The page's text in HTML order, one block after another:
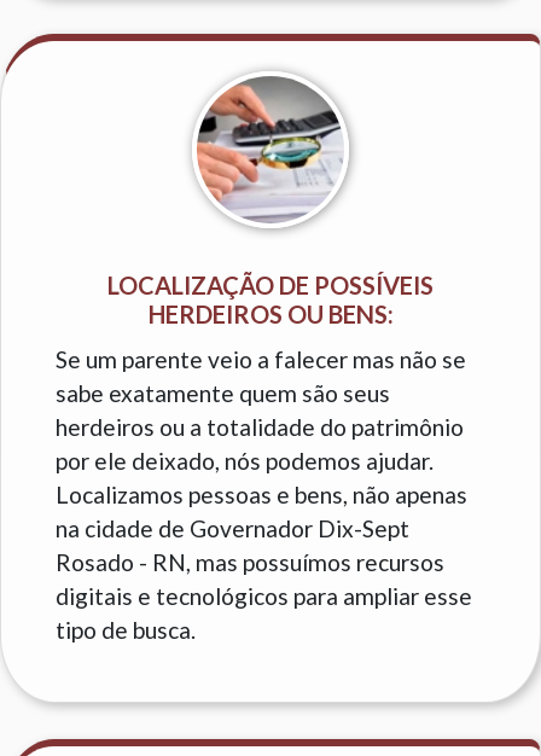
LOCALIZAÇÃO DE POSSÍVEIS
HERDEIROS OU BENS:
Se um parente veio a falecer mas não se
sabe exatamente quem são seus
herdeiros ou a totalidade do patrimônio
por ele deixado, nós podemos ajudar.
Localizamos pessoas e bens, não apenas
na cidade de Governador Dix-Sept
Rosado - RN, mas possuímos recursos
digitais e tecnológicos para ampliar esse
tipo de busca.